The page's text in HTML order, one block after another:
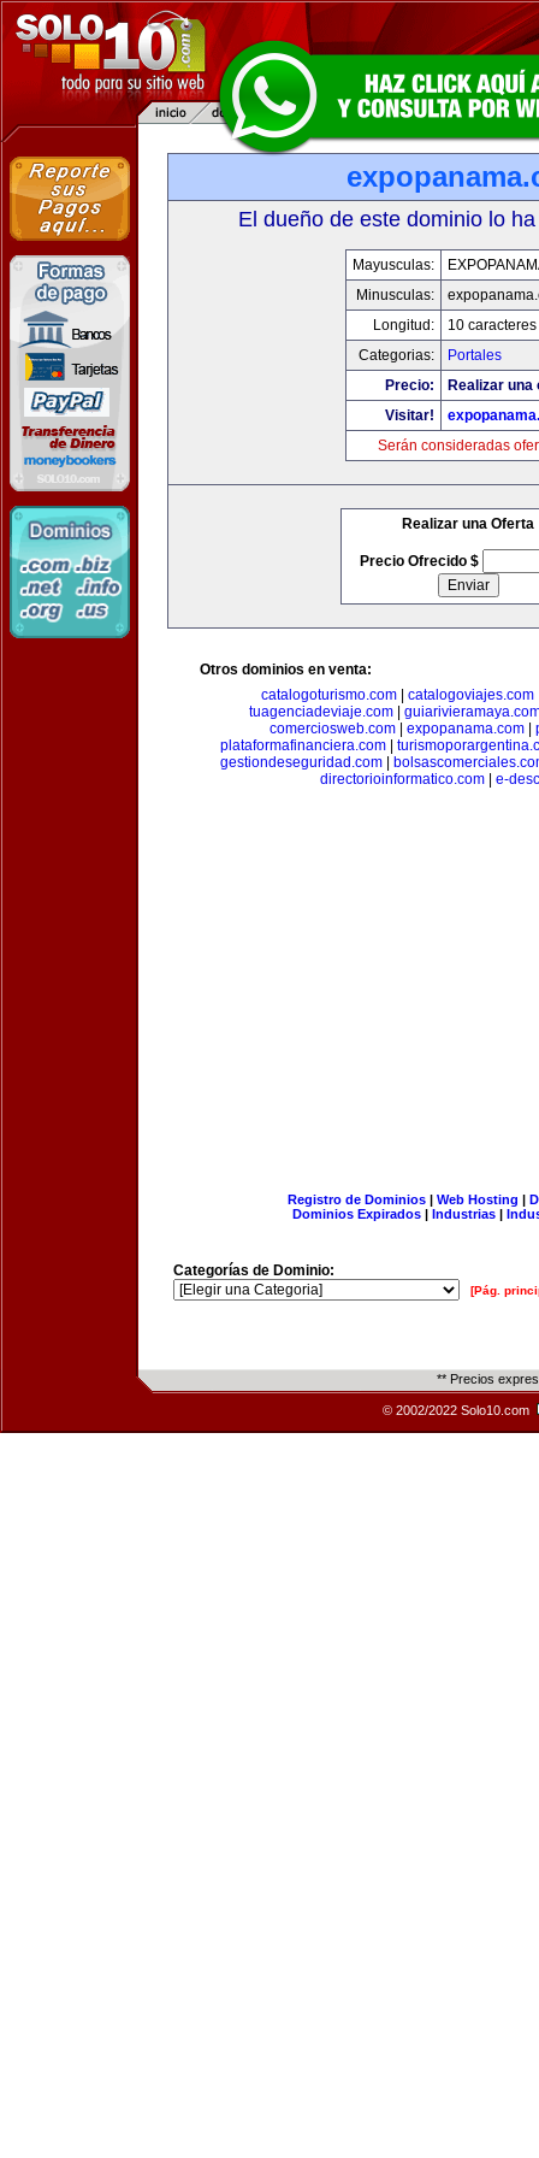
El dueño de este dominio lo
Mayusculas:
Minusculas:
Longitud:
10 caracteres
Categorias:
Portales
Precio:
Realizar una
Visitar!
Serán consideradas
Realizar una Oferta
Precio Ofrecido $
Otros dominios en venta:
catalogoturismo.com
catalogoviajes.com
tuagenciadeviaje.com|
comerciosweb.com
expopanama.com
plataformafinanciera.com
gestiondeseguridad.com
directorioinformatico.com
e-
Registro de Dominios| Web Hosting |
Dominios Expirados | Industrias |
Categorías de Dominio:
[Pág.
** Precios
© 2002/2022 Solo10.com